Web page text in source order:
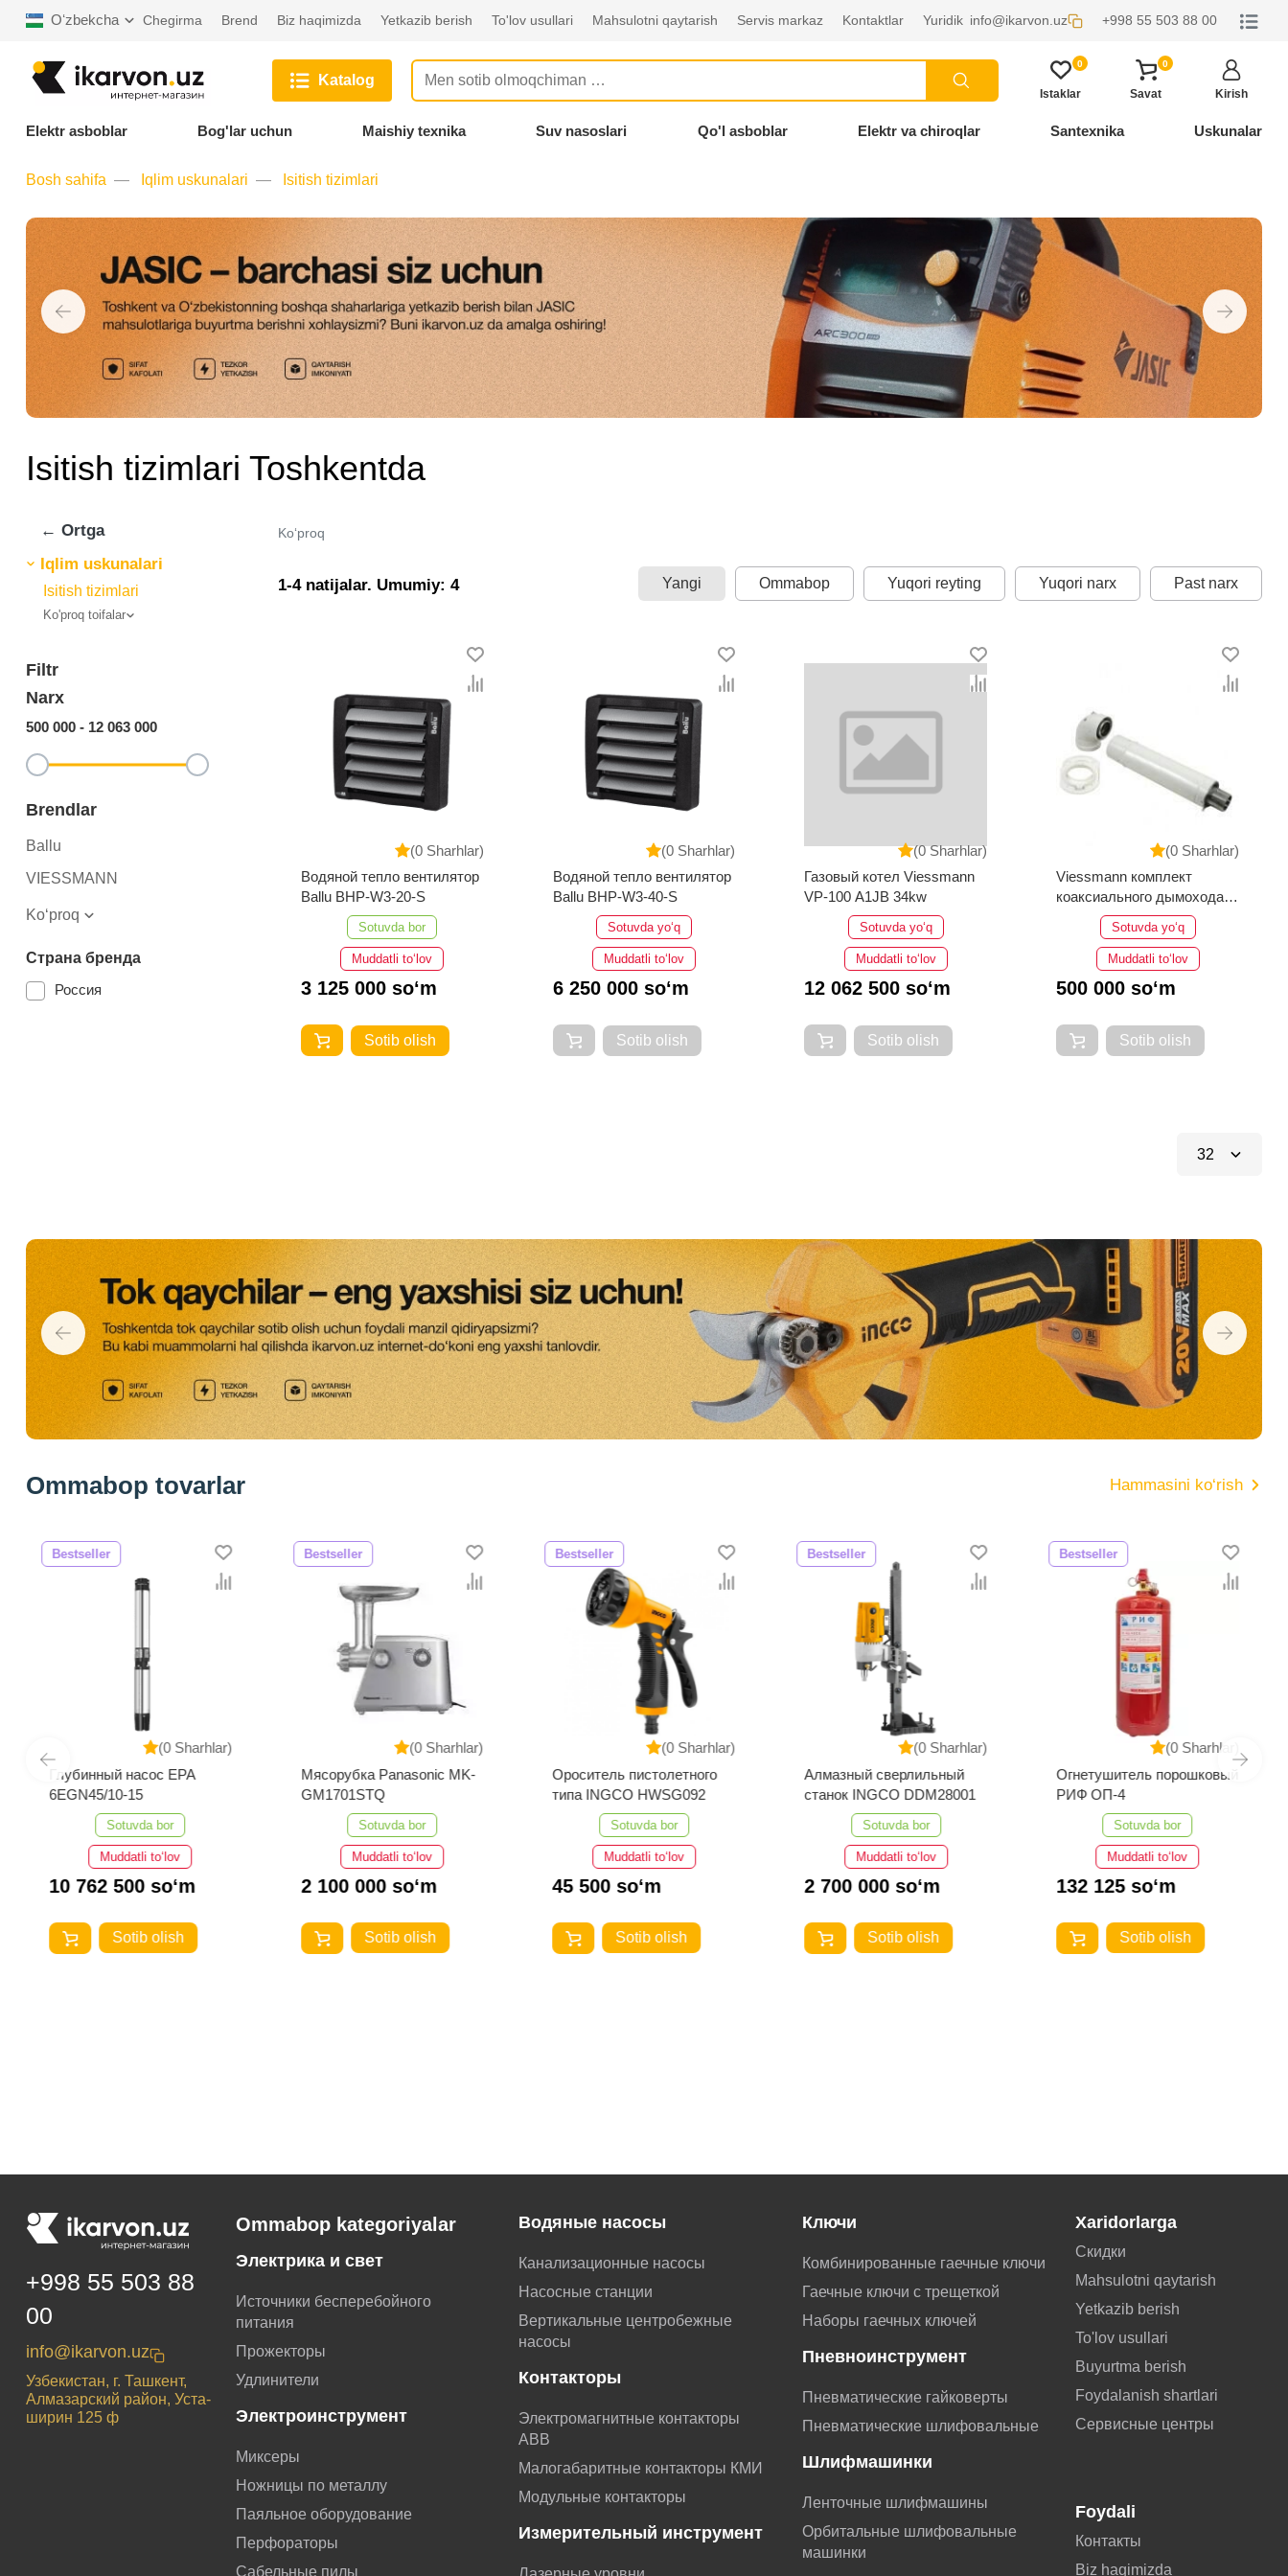
Oʻzbekcha Chegirma Brend Biz haqimizda Yetkazib berish To'lov usullari Mahsulotni qaytarish Servis markaz Kontaktlar Yuridik info@ikarvon.uz +998 55 503 88 00
Katalog
0
Istaklar
0
Savat Kirish
Elektr asboblar Bog'lar uchun Maishiy texnika Suv nasoslari Qo'l asboblar Elektr va chiroqlar Santexnika Uskunalar
Bosh sahifa Iqlim uskunalari Isitish tizimlari
Isitish tizimlari Toshkentda
← Ortga
Iqlim uskunalari
Isitish tizimlari
Ko'proq toifalar
Filtr
Narx
500 000 - 12 063 000
Brendlar
Ballu
VIESSMANN
Ko‘proq
Страна бренда
Россия
Ko‘proq
1-4 natijalar. Umumiy: 4 Yangi Ommabop Yuqori reyting Yuqori narx Past narx
(0 Sharhlar)
Водяной тепло вентилятор
Ballu BHP-W3-20-S
Sotuvda bor
Muddatli to‘lov
3 125 000 so‘m
Sotib olish
(0 Sharhlar)
Водяной тепло вентилятор
Ballu BHP-W3-40-S
Sotuvda yo‘q
Muddatli to‘lov
6 250 000 so‘m
Sotib olish
(0 Sharhlar)
Газовый котел Viessmann
VP-100 A1JB 34kw
Sotuvda yo‘q
Muddatli to‘lov
12 062 500 so‘m
Sotib olish
(0 Sharhlar)
Viessmann комплект
коаксиального дымохода
Viessmann Ø60/100
настенных газовых котлов
Vitopend
Sotuvda yo‘q
Muddatli to‘lov
500 000 so‘m
Sotib olish
32
Ommabop tovarlar Hammasini ko‘rish
(0 Sharhlar)
Bestseller
Глубинный насос EPA
6EGN45/10-15
Sotuvda bor
Muddatli to‘lov
10 762 500 so‘m
Sotib olish
(0 Sharhlar)
Bestseller
Мясорубка Panasonic MK-
GM1701STQ
Sotuvda bor
Muddatli to‘lov
2 100 000 so‘m
Sotib olish
(0 Sharhlar)
Bestseller
Ороситель пистолетного
типа INGCO HWSG092
Sotuvda bor
Muddatli to‘lov
45 500 so‘m
Sotib olish
(0 Sharhlar)
Bestseller
Алмазный сверлильный
станок INGCO DDM28001
Sotuvda bor
Muddatli to‘lov
2 700 000 so‘m
Sotib olish
(0 Sharhlar)
Bestseller
Огнетушитель порошковый
РИФ ОП-4
Sotuvda bor
Muddatli to‘lov
132 125 so‘m
Sotib olish
+998 55 503 88
00
info@ikarvon.uz
Узбекистан, г. Ташкент,
Алмазарский район, Уста-
ширин 125 ф
Ommabop kategoriyalar
Электрика и свет
Источники бесперебойного
питания
Прожекторы
Удлинители
Электроинструмент
Миксеры
Ножницы по металлу
Паяльное оборудование
Перфораторы
Сабельные пилы
Водяные насосы
Канализационные насосы
Насосные станции
Вертикальные центробежные
насосы
Контакторы
Электромагнитные контакторы
АВВ
Малогабаритные контакторы КМИ
Модульные контакторы
Измерительный инструмент
Ключи
Комбинированные гаечные ключи
Гаечные ключи с трещеткой
Наборы гаечных ключей
Пневноинструмент
Пневматические гайковерты
Пневматические шлифовальные
Шлифмашинки
Ленточные шлифмашины
Орбитальные шлифовальные
машинки
Xaridorlarga
Скидки
Mahsulotni qaytarish
Yetkazib berish
To'lov usullari
Buyurtma berish
Foydalanish shartlari
Сервисные центры
Foydali
Контакты
Biz haqimizda